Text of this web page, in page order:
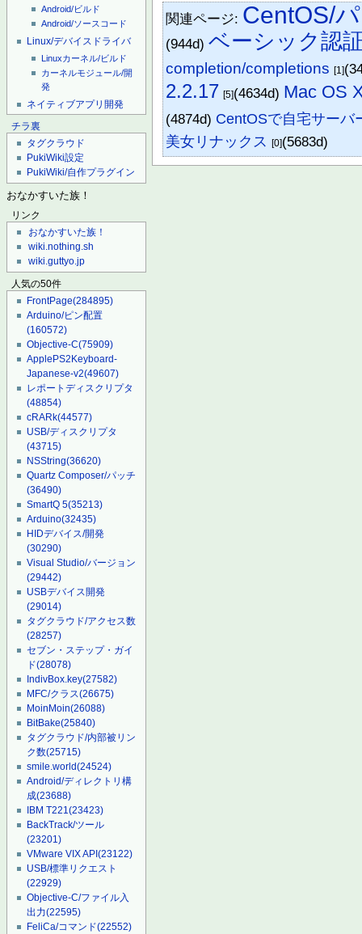
Android/ビルド
Android/ソースコード
Linux/デバイスドライバ
Linuxカーネル/ビルド
カーネルモジュール/開
発
ネイティブアプリ開発
チラ裏
タグクラウド
PukiWiki設定
PukiWiki/自作プラグイン
おなかすいた族！
リンク
おなかすいた族！
wiki.nothing.sh
wiki.guttyo.jp
人気の50件
FrontPage(284895)
Arduino/ピン配置
(160572)
Objective-C(75909)
ApplePS2Keyboard-
Japanese-v2(49607)
レポートディスクリプタ
(48854)
cRARk(44577)
USB/ディスクリプタ
(43715)
NSString(36620)
Quartz Composer/パッチ
(36490)
SmartQ 5(35213)
Arduino(32435)
HIDデバイス/開発
(30290)
Visual Studio/バージョン
(29442)
USBデバイス開発
(29014)
タグクラウド/アクセス数
(28257)
セブン・ステップ・ガイ
ド(28078)
IndivBox.key(27582)
MFC/クラス(26675)
MoinMoin(26088)
BitBake(25840)
タグクラウド/内部被リン
ク数(25715)
smile.world(24524)
Android/ディレクトリ構
成(23688)
IBM T221(23423)
BackTrack/ツール
(23201)
VMware VIX API(23122)
USB/標準リクエスト
(22929)
Objective-C/ファイル入
出力(22595)
FeliCa/コマンド(22552)
関連ページ: CentOS/
(944d)ベーシック認
completion/completions [1]
2.2.17 [5](4634d) Mac OS
(4874d) CentOSで自宅サーバ
美女リナックス
[0](5683d)